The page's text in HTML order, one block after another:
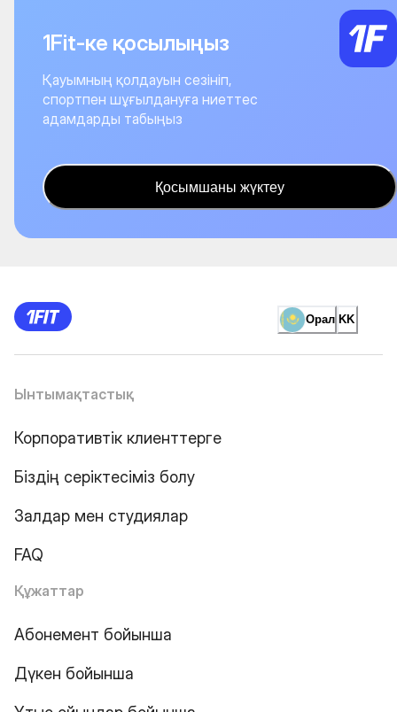
1Fit-ке қосылыңыз
Қауымның қолдауын сезініп,
спортпен шұғылдануға ниеттес
адамдарды табыңыз
Қосымшаны жүктеу
Орал KK
Ынтымақтастық
Корпоративтік клиенттерге
Біздің серіктесіміз болу
Залдар мен студиялар
FAQ
Құжаттар
Абонемент бойынша
Дүкен бойынша